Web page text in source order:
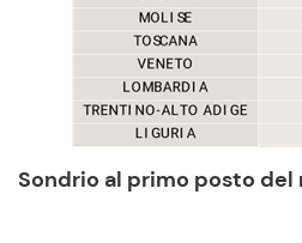
Sondrio al primo posto